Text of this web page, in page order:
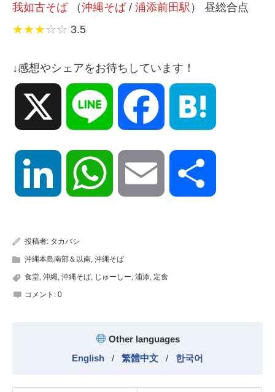
我如古そば（沖縄そば/ 浦添前田駅 ） 昼総合点
★★★☆☆ 3.5
↓感想やシェアをお待ちしています！
Line Facebook
LinkedIn WhatsApp Email
投稿者: タカバシ
沖縄本島南部＆以南 沖縄そば
食堂 沖縄 沖縄そば じゅーしー 浦添 定食
コメント: 0
Other languages
English
/ 繁體中文 / 한국어